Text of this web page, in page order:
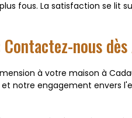
fous. La satisfaction se lit
nous
à votre maison à
notre engagement envers